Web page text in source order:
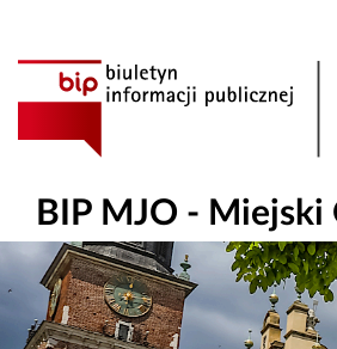
BIP MJO - Miejski